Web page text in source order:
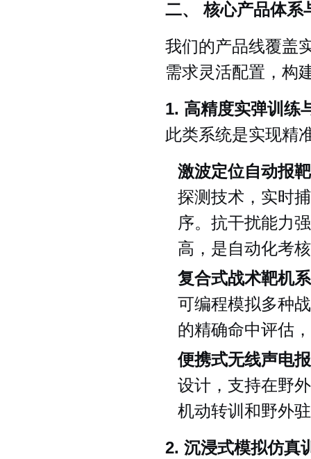
二、 核心产品体系
我们的产品线覆盖
需求灵活配置，构
1. 高精度实弹训练
此类系统是实现精
激波定位自动报
探测技术，实时
序。抗干扰能力
高，是自动化考
复合式战术靶机
可编程模拟多种
的精确命中评估
便携式无线声电
设计，支持在野
机动转训和野外
2. 沉浸式模拟仿真